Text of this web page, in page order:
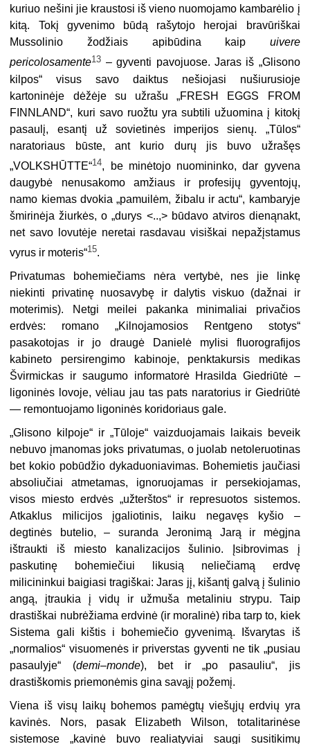
kuriuo neši­ni jie kraustosi iš vieno nuomojamo kambarėlio į
kitą. Tokį gyvenimo būdą rašy­tojo herojai bravūriškai
Mussolinio žodžiais apibūdina kaip uivere
pericolosamente13 – gyventi pavojuose. Jaras iš „Glisono
kilpos“ visus savo daiktus nešiojasi nušiurusioje
kartoninėje dėžėje su užrašu „FRESH EGGS FROM
FINNLAND“, kuri savo ruožtu yra subtili užuomina į kitokį
pasaulį, esantį už sovietinės impe­rijos sienų. „Tūlos“
naratoriaus būste, ant kurio durų jis buvo užrašęs
„VOLKSHŪTTE“14, be minėtojo nuomininko, dar gyvena
daugybė nenusakomo amžiaus ir profesijų gyventojų,
namo kiemas dvokia „pamuilėm, žibalu ir actu“, kambaryje
šmirinėja žiurkės, o „durys <..,> būdavo atviros dienąnakt,
net savo lovutėje neretai rasdavau visiškai nepažįstamus
vyrus ir moteris“15.
Privatumas bohemiečiams nėra vertybė, nes jie linkę
niekinti privatinę nuo­savybę ir dalytis viskuo (dažnai ir
moterimis). Netgi meilei pakanka minimaliai pri­vačios
erdvės: romano „Kilnojamosios Rentgeno stotys“
pasakotojas ir jo draugė Danielė mylisi fluorografijos
kabineto persirengimo kabinoje, penktakursis medikas
Švirmickas ir saugumo informatorė Hrasilda Giedriūtė –
ligoninės lovoje, vėliau jau tas pats naratorius ir Giedriūtė
— remontuojamo ligoninės koridoriaus gale.
„Glisono kilpoje“ ir „Tūloje“ vaizduojamais laikais beveik
nebuvo įmanomas joks privatumas, o juolab netoleruotinas
bet kokio pobūdžio dykaduoniavimas. Bohemietis jaučiasi
absoliučiai atmetamas, ignoruojamas ir persekiojamas,
visos miesto erdvės „užterštos“ ir represuotos sistemos.
Atkaklus milicijos įgaliotinis, laiku negavęs kyšio –
degtinės butelio, – suranda Jeronimą Jarą ir mėgjna
ištraukti iš miesto kanalizacijos šulinio. Įsibrovimas į
paskutinę bohemiečiui likusią neliečiamą erdvę
milicininkui baigiasi tragiškai: Jaras jį, kišantį galvą į šulinio
angą, įtraukia į vidų ir užmuša metaliniu strypu. Taip
drastiškai nubrėžiama erdvinė (ir moralinė) riba tarp to, kiek
Sistema gali kištis i bohemiečio gyvenimą. Išvarytas iš
„normalios“ visuomenės ir priverstas gyventi ne tik „pusiau
pasaulyje“ (demi–monde), bet ir „po pasauliu“, jis
drastiškomis priemonėmis gina savąjį požemį.
Viena iš visų laikų bohemos pamėgtų viešųjų erdvių yra
kavinės. Nors, pasak Elizabeth Wilson, totalitarinėse
sistemose „kavinė buvo realiatyviai saugi susitikimų